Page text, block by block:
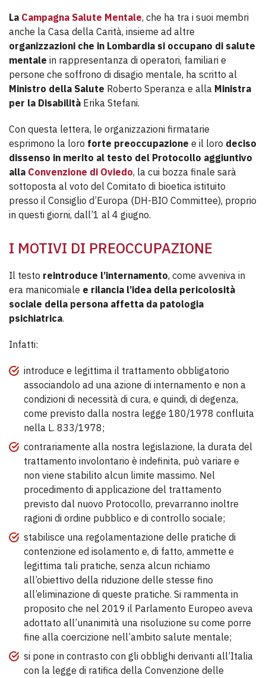
La Campagna Salute Mentale, che ha tra i suoi membri
anche la Casa della Carità, insieme ad altre
organizzazioni che in Lombardia si occupano di salute
mentale in rappresentanza di operatori, familiari e
persone che soffrono di disagio mentale, ha scritto al
Ministro della Salute Roberto Speranza e alla Ministra
per la Disabilità Erika Stefani.
Con questa lettera, le organizzazioni firmatarie
esprimono la loro forte preoccupazione e il loro deciso
dissenso in merito al testo del Protocollo aggiuntivo
alla Convenzione di Oviedo, la cui bozza finale sarà
sottoposta al voto del Comitato di bioetica istituito
presso il Consiglio d’Europa (DH-BIO Committee), proprio
in questi giorni, dall’1 al 4 giugno.
I MOTIVI DI PREOCCUPAZIONE
Il testo reintroduce l’internamento, come avveniva in
era manicomiale e rilancia l’idea della pericolosità
sociale della persona affetta da patologia
psichiatrica.
Infatti:
introduce e legittima il trattamento obbligatorio
associandolo ad una azione di internamento e non a
condizioni di necessità di cura, e quindi, di degenza,
come previsto dalla nostra legge 180/1978 confluita
nella L. 833/1978;
contrariamente alla nostra legislazione, la durata del
trattamento involontario è indefinita, può variare e
non viene stabilito alcun limite massimo. Nel
procedimento di applicazione del trattamento
previsto dal nuovo Protocollo, prevarranno inoltre
ragioni di ordine pubblico e di controllo sociale;
stabilisce una regolamentazione delle pratiche di
contenzione ed isolamento e, di fatto, ammette e
legittima tali pratiche, senza alcun richiamo
all’obiettivo della riduzione delle stesse fino
all’eliminazione di queste pratiche. Si rammenta in
proposito che nel 2019 il Parlamento Europeo aveva
adottato all’unanimità una risoluzione su come porre
fine alla coercizione nell’ambito salute mentale;
si pone in contrasto con gli obblighi derivanti all’Italia
con la legge di ratifica della Convenzione delle